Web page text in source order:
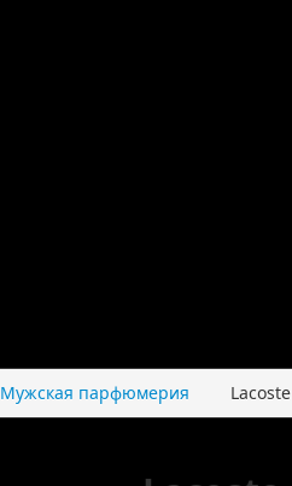
Мужская парфюмерия Lacoste